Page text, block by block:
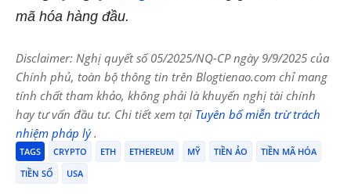
mã hóa hàng đầu.
Disclaimer: Nghị quyết số 05/2025/NQ-CP ngày 9/9/2025 của
Chính phủ, toàn bộ thông tin trên Blogtienao.com chỉ mang
tính chất tham khảo, không phải là khuyến nghị tài chính
hay tư vấn đầu tư. Chi tiết xem tại Tuyên bố miễn trừ trách
nhiệm pháp lý.
TAGS CRYPTO ETH ETHEREUM MỸ TIỀN ẢO
TIỀN MÃ HÓA
TIỀN SỐ
USA